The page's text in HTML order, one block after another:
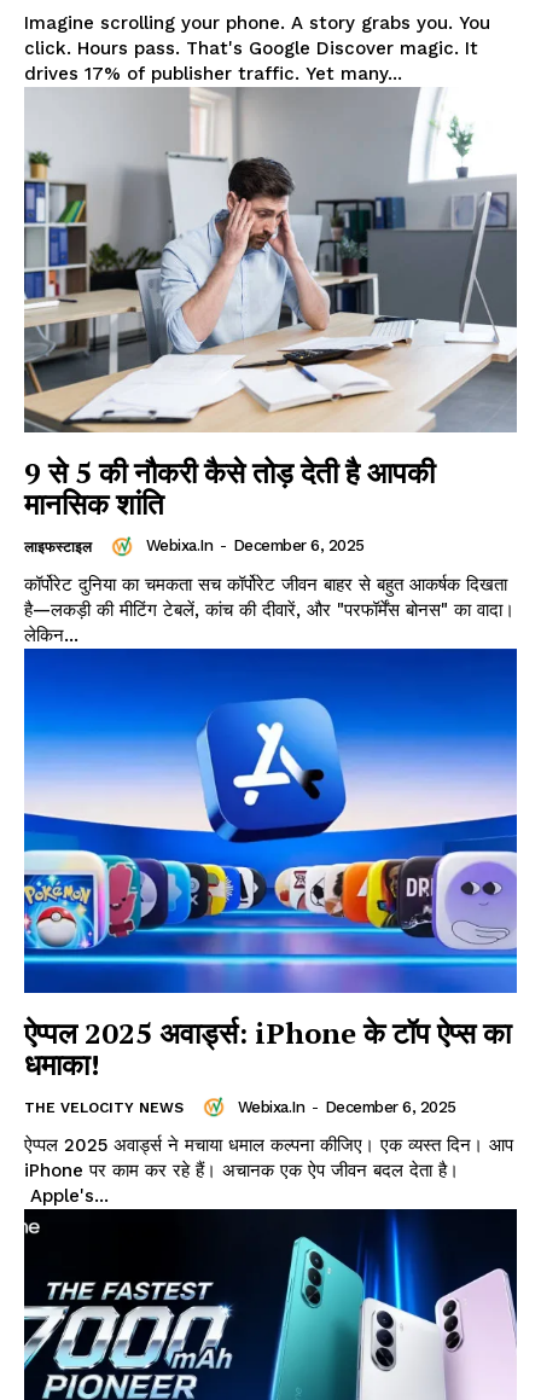
Imagine scrolling your phone. A story grabs you. You
click. Hours pass. That's Google Discover magic. It
drives 17% of publisher traffic. Yet many...
9 से 5 की नौकरी कैसे तोड़ देती है आपकी
मानसिक शांति
लाइफस्टाइल Webixa.in - December 6, 2025
कॉर्पोरेट दुनिया का चमकता सच कॉर्पोरेट जीवन बाहर से बहुत आकर्षक दिखता
है—लकड़ी की मीटिंग टेबलें, कांच की दीवारें, और "परफॉर्मेंस बोनस" का वादा।
लेकिन...
ऐप्पल 2025 अवार्ड्स: iPhone के टॉप ऐप्स का
धमाका!
THE VELOCITY NEWS Webixa.in - December 6, 2025
ऐप्पल 2025 अवार्ड्स ने मचाया धमाल कल्पना कीजिए। एक व्यस्त दिन। आप
iPhone पर काम कर रहे हैं। अचानक एक ऐप जीवन बदल देता है।
Apple's...